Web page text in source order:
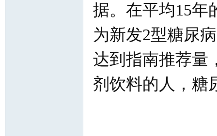
据。在平均15年
为新发2型糖尿
达到指南推荐量
剂饮料的人，糖